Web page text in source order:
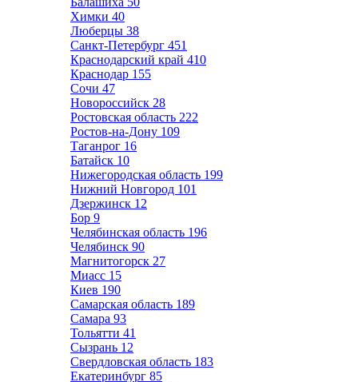
Химки 40
Люберцы 38
Санкт-Петербург 451
Краснодарский край 410
Краснодар 155
Сочи 47
Новороссийск 28
Ростовская область 222
Ростов-на-Дону 109
Таганрог 16
Батайск 10
Нижегородская область 199
Нижний Новгород 101
Дзержинск 12
Бор 9
Челябинская область 196
Челябинск 90
Магнитогорск 27
Миасс 15
Киев 190
Самарская область 189
Самара 93
Тольятти 41
Сызрань 12
Свердловская область 183
Екатеринбург 85